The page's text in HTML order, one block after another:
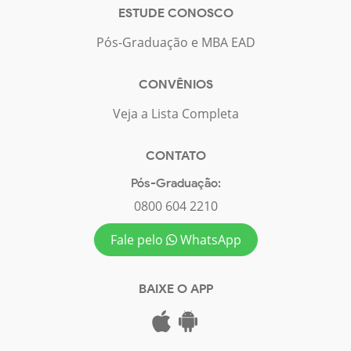
ESTUDE CONOSCO
Pós-Graduação e MBA EAD
CONVÊNIOS
Veja a Lista Completa
CONTATO
Pós-Graduação:
0800 604 2210
Fale pelo
WhatsApp
BAIXE O APP